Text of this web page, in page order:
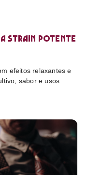
strain potente
efeitos relaxantes e
sabor e usos